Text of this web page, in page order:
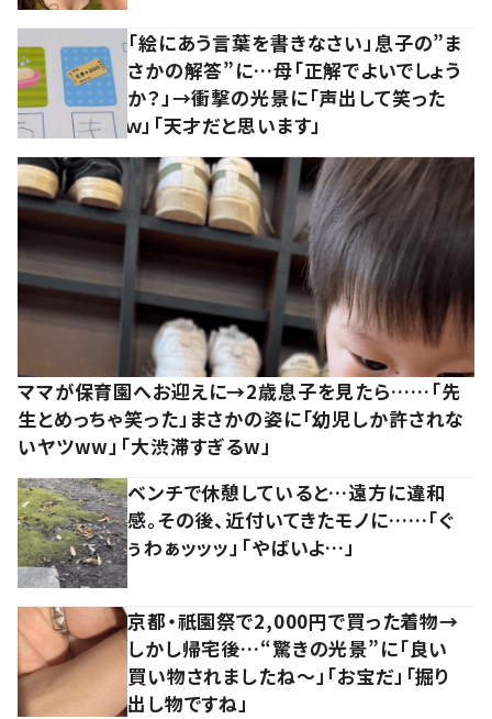
「絵にあう言葉を書きなさい」息子の”ま
さかの解答”に…母「正解でよいでしょう
か？」→衝撃の光景に「声出して笑った
ｗ」「天才だと思います」
ママが保育園へお迎えに→2歳息子を見たら……「先
生とめっちゃ笑った」まさかの姿に「幼児しか許されな
いヤツww」「大渋滞すぎるw」
ベンチで休憩していると…遠方に違和
感。その後、近付いてきたモノに……「ぐ
ぅわぁッッッ」「やばいよ…」
京都・祇園祭で2,000円で買った着物→
しかし帰宅後…“驚きの光景”に「良い
買い物されましたね～」「お宝だ」「掘り
出し物ですね」